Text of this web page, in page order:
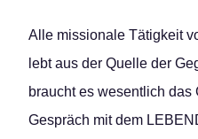
Alle missionale Tätigkeit
lebt aus der Quelle der
braucht es wesentlich das
Gespräch mit dem